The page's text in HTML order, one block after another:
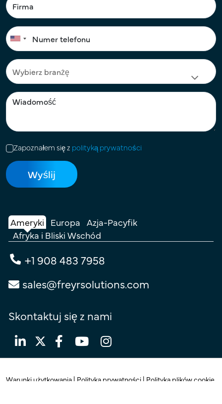
Zapoznałem się z polityką prywatności
Ameryki Europa Azja-Pacyfik
Afryka i Bliski Wschód
+1 908 483 7958
sales@freyrsolutions.com
Skontaktuj się z nami
Warunki użytkowania | Polityka prywatności | Polityka plików cookie